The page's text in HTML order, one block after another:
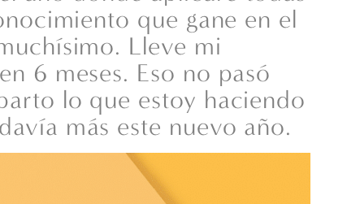
que gane en el
Lleve mi
6 meses. Eso no pasó
lo que estoy haciendo
más este nuevo año.